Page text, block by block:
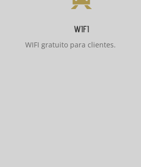
WIFI
WIFI gratuito para clientes.